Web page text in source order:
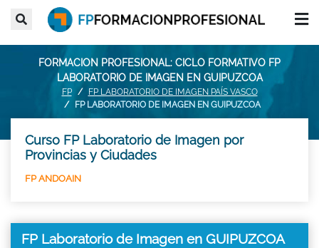
FORMACION PROFESIONAL: CICLO FORMATIVO FP
LABORATORIO DE IMAGEN EN GUIPUZCOA
FP
FP LABORATORIO DE IMAGEN PAÍS VASCO
FP LABORATORIO DE IMAGEN EN GUIPUZCOA
Curso FP Laboratorio de Imagen por
Provincias y Ciudades
FP ANDOAIN
FP Laboratorio de Imagen en GUIPUZCOA